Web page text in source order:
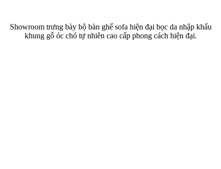
Showroom trưng bày bộ bàn ghế sofa hiện đại bọc da nhập khẩu
khung gỗ óc chó tự nhiên cao cấp phong cách hiện đại.